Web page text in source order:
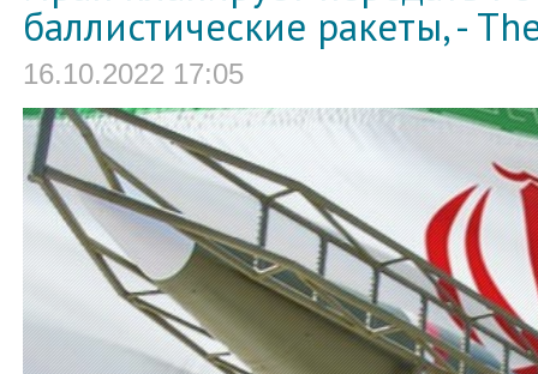
баллистические ракеты, -
16.10.2022 17:05